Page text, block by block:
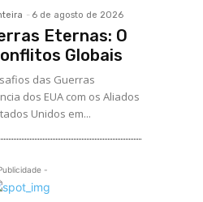
- 6 de agosto de 2026
Eternas: O
Globais
das Guerras
dos EUA com os Aliados
Unidos em...
-